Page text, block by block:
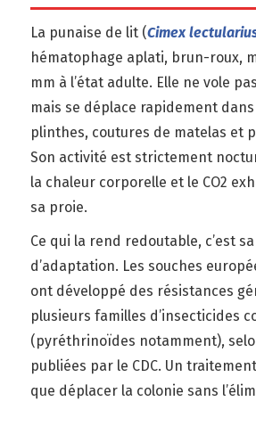
La punaise de lit (Cimex
hématophage aplati, brun-roux,
mm à l’état adulte. Elle ne vole
mais se déplace rapidement
plinthes, coutures de matelas et
Son activité est strictement
la chaleur corporelle et le CO2
sa proie.
Ce qui la rend redoutable, c’est
d’adaptation. Les souches
ont développé des résistances
plusieurs familles d’insecticides
(pyréthrinoïdes notamment),
publiées par le CDC. Un
que déplacer la colonie sans